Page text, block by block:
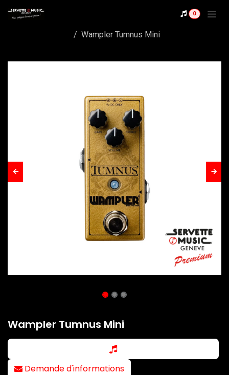
0
Wampler Tumnus Mini
Wampler Tumnus Mini
Demande d'informations